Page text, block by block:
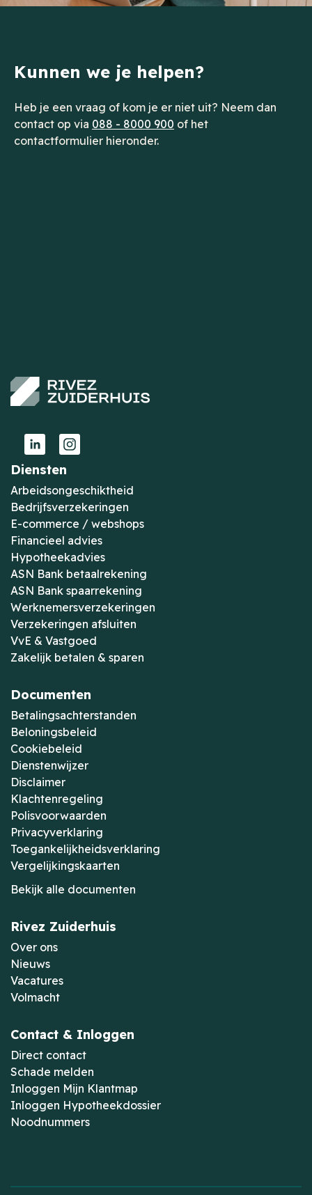
Kunnen we je helpen?
Heb je een vraag of kom je er niet uit? Neem dan
contact op via 088 - 8000 900 of het
contactformulier hieronder.
Diensten
Arbeidsongeschiktheid
Bedrijfsverzekeringen
E-commerce / webshops
Financieel advies
Hypotheekadvies
ASN Bank betaalrekening
ASN Bank spaarrekening
Werknemersverzekeringen
Verzekeringen afsluiten
VvE & Vastgoed
Zakelijk betalen & sparen
Documenten
Betalingsachterstanden
Beloningsbeleid
Cookiebeleid
Dienstenwijzer
Disclaimer
Klachtenregeling
Polisvoorwaarden
Privacyverklaring
Toegankelijkheidsverklaring
Vergelijkingskaarten
Bekijk alle documenten
Rivez Zuiderhuis
Over ons
Nieuws
Vacatures
Volmacht
Contact & Inloggen
Direct contact
Schade melden
Inloggen Mijn Klantmap
Inloggen Hypotheekdossier
Noodnummers